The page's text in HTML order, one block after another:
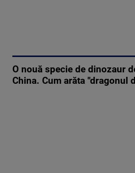
O nouă specie de dinozaur
China. Cum arăta ''dragonul